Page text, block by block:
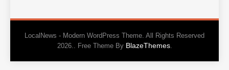
LocalNews - Modern WordPress Theme. All Rights Reserved
2026.. Free Theme By BlazeThemes.